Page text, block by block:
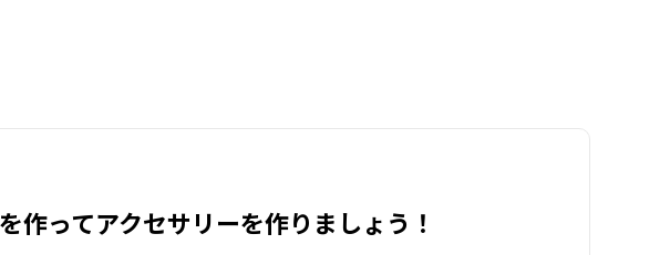
作ってアクセサリーを作りましょう！